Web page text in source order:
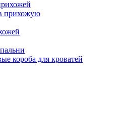
прихожую
короба для кроватей